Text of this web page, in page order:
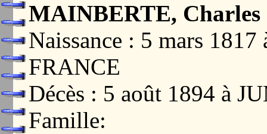
MAINBERTE, Charles
Naissance : 5 mars
FRANCE
Décès : 5 août 1894 à
Famille: